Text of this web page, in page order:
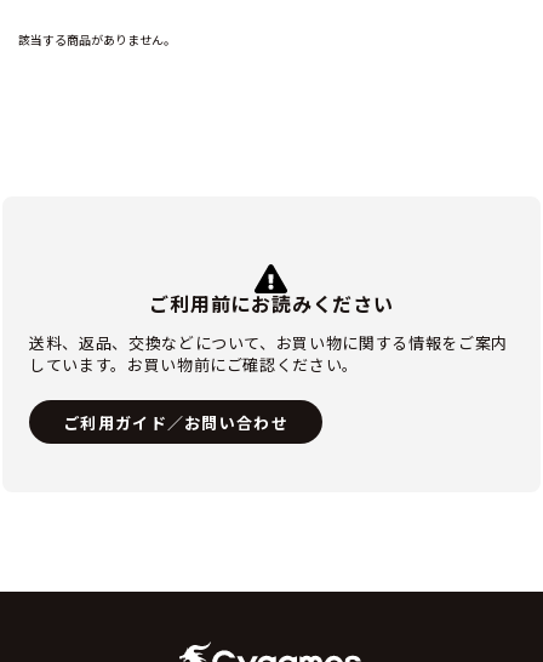
該当する商品がありません。
ご利用前にお読みください
送料、返品、交換などについて、お買い物に関する情報をご案内
しています。お買い物前にご確認ください。
ご利用ガイド／お問い合わせ